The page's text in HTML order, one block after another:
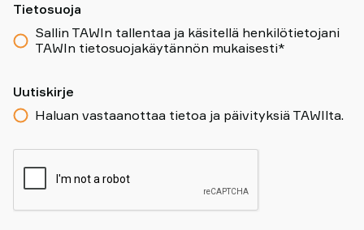
Tietosuoja
Sallin TAWIn tallentaa ja käsitellä henkilötietojani
TAWIn tietosuojakäytännön mukaisesti*
Uutiskirje
Haluan vastaanottaa tietoa ja päivityksiä TAWIlta.